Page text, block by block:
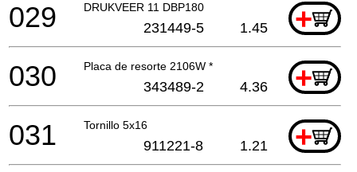
DRUKVEER 11 DBP180 +
029 231449-5 1.45
Placa de resorte 2106W * +
030 343489-2 4.36
Tornillo 5x16 +
031 911221-8 1.21